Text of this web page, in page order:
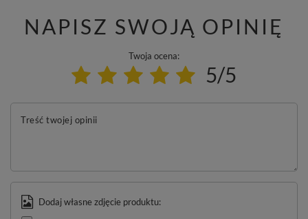
NAPISZ SWOJĄ OPINIĘ
Twoja ocena:
5/5
Treść twojej opinii
Dodaj własne zdjęcie produktu: